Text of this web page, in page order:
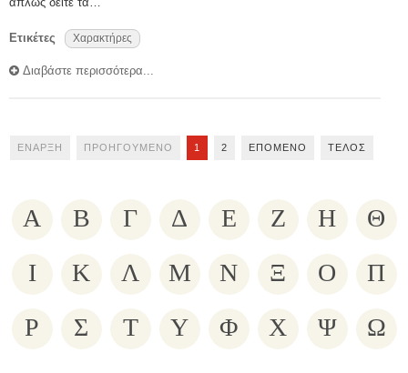
Ετικέτες Χαρακτήρες
Διαβάστε περισσότερα...
ΈΝΑΡΞΗ ΠΡΟΗΓΟΎΜΕΝΟ 1 2 ΕΠΌΜΕΝΟ ΤΈΛΟΣ
Α Β Γ Δ Ε Ζ Η Θ
Ι Κ Λ Μ Ν Ξ Ο Π
Ρ Σ Τ Υ Φ Χ Ψ Ω